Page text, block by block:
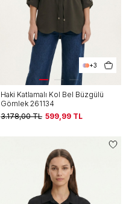
+3
Haki Katlamalı Kol Bel Büzgülü
Gömlek 261134
3.178,00TL 599,99 TL